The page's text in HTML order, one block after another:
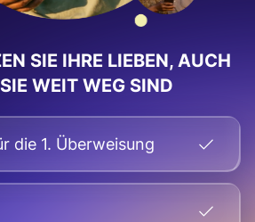
SIE IHRE LIEBEN, AUCH
WEIT WEG SIND
die 1. Überweisung